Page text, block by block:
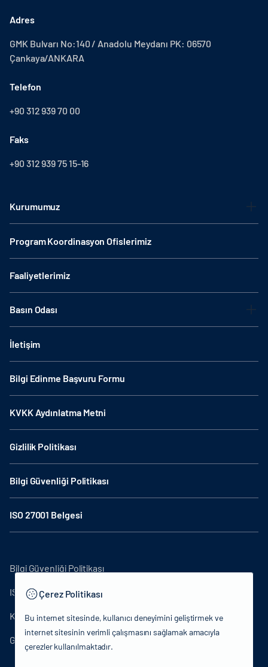
Adres
GMK Bulvarı No:140 / Anadolu Meydanı PK: 06570
Çankaya/ANKARA
Telefon
+90 312 939 70 00
Faks
+90 312 939 75 15-16
Kurumumuz
Program Koordinasyon Ofislerimiz
Faaliyetlerimiz
Basın Odası
İletişim
Bilgi Edinme Başvuru Formu
KVKK Aydınlatma Metni
Gizlilik Politikası
Bilgi Güvenliği Politikası
ISO 27001 Belgesi
Bilgi Güvenliği Politikası
ISO27001
KVKK Aydınlatma Metni
Gizlilik Politikası
Çerez Politikası
Bu internet sitesinde, kullanıcı deneyimini geliştirmek ve
internet sitesinin verimli çalışmasını sağlamak amacıyla
çerezler kullanılmaktadır.